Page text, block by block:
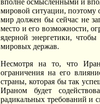
вполне осмысленными и
мировой ситуации, поэтому
мир должен бы сейчас не
место и его возможности,
ядерной энергетики,
мировых держав.
Несмотря на то, что Иран
ограничения на его
страны, которая бы так
Ираном будет
радикальных требований и